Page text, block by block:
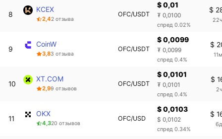
8
KCEX
2,42 отзыва
OFC/USDT
$ 0,01
₮ 0,0100
спред 0.02%
$
9
CoinW
3,83 отзыва
OFC/USDT
$ 0,0099
₮ 0,0099
спред 0.4%
$
10
XT.COM
2,99 отзывов
OFC/USDT
$ 0,0101
₮ 0,0101
спред 0.4%
$
11
OKX
4,320 отзывов
OFC/USD
$ 0,0103
$ 0,0102
спред 0.34%
$